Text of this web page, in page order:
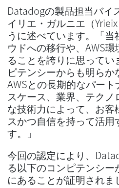
Datadogの製品担当バイ
イリエ・ガルニエ（
うに述べています。「当
ウドへの移行や、AWS
ることを誇りに思ってい
ピテンシーからも明ら
AWSとの長期的なパー
スケース、業界、テク
な技術力によって、お客
スかつ自信を持って活用
す。」
今回の認定により、
る以下のコンピテンシ
にあることが証明されま